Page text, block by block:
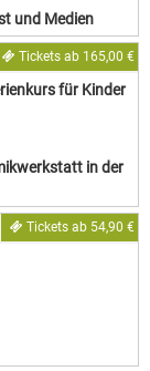
und Medien
Tickets ab 165,00 €
für Kinder
in der
Tickets ab 54,90 €